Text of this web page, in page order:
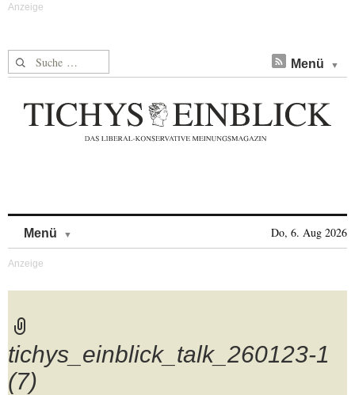
Suche nach: Menü
Menü Do, 6. Aug 2026
tichys_einblick_talk_260123-1
(7)